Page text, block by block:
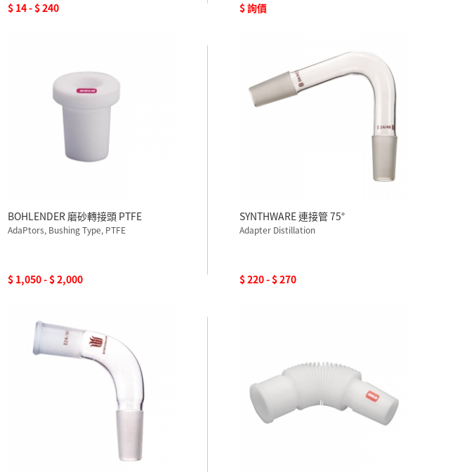
$ 14 - $ 240 $ 詢價
BOHLENDER 磨砂轉接頭 PTFE
AdaPtors, Bushing Type, PTFE
$ 1,050 - $ 2,000
SYNTHWARE 連接管 75°
Adapter Distillation
$ 220 - $ 270